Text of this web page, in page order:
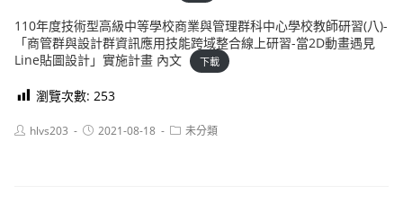
110年度技術型高級中等學校商業與管理群科中心學校教師研習(八)-
「商管群與設計群資訊應用技能跨域整合線上研習-當2D動畫遇見
Line貼圖設計」實施計畫 內文
下載
瀏覽次數: 253
Posthlvs203
Post2021-08-18
Post未分類